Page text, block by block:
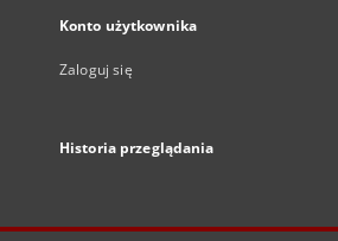
Konto użytkownika
Zaloguj się
Historia przeglądania